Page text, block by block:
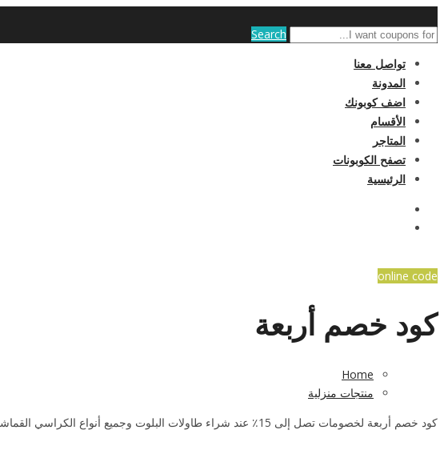
Search
تواصل معنا
المدونة
اضف كوبونك
الأقسام
المتاجر
تصفح الكوبونات
الرئيسية
online code
كود خصم أربعة
Home
منتجات منزلية
كود خصم أربعة لخصومات تصل إلى 15٪ عند شراء طاولات البلوت وجميع أنواع الكراسي القماشية والجلدية والبلاستيكية وطاولات الخدمة، والألعاب وأغطية حماية الأثاث والمخدات بمختلف أنواعها وأحجامها.